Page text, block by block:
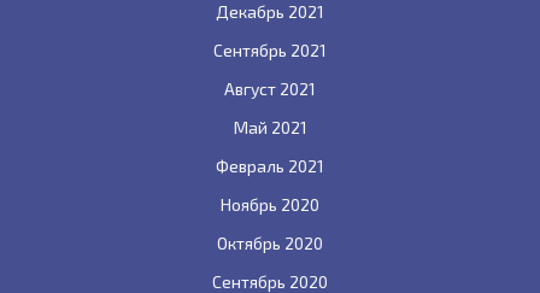
Декабрь 2021
Сентябрь 2021
Август 2021
Май 2021
Февраль 2021
Ноябрь 2020
Октябрь 2020
Сентябрь 2020